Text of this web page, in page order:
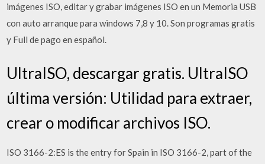
imágenes ISO, editar y grabar imágenes ISO en un Memoria USB
con auto arranque para windows 7,8 y 10. Son programas gratis
y Full de pago en español.
UltraISO, descargar gratis. UltraISO
última versión: Utilidad para extraer,
crear o modificar archivos ISO.
ISO 3166-2:ES is the entry for Spain in ISO 3166-2, part of the